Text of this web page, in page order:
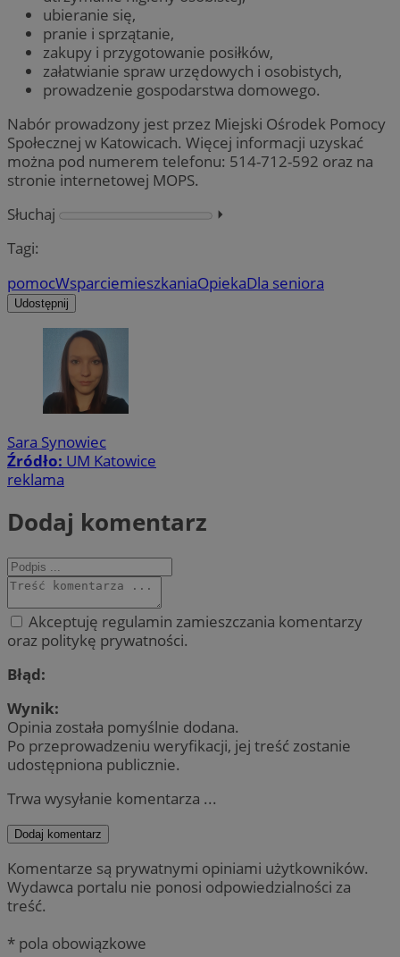
ubieranie się,
pranie i sprzątanie,
zakupy i przygotowanie posiłków,
załatwianie spraw urzędowych i osobistych,
prowadzenie gospodarstwa domowego.
Nabór prowadzony jest przez Miejski Ośrodek Pomocy
Społecznej w Katowicach. Więcej informacji uzyskać
można pod numerem telefonu: 514-712-592 oraz na
stronie internetowej MOPS.
Słuchaj
⏵︎
Tagi:
pomocWsparciemieszkaniaOpiekaDla seniora
Udostępnij
Sara Synowiec
Źródło: UM Katowice
reklama
Dodaj komentarz
Akceptuję regulamin zamieszczania komentarzy
oraz politykę prywatności.
Błąd:
Wynik:
Opinia została pomyślnie dodana.
Po przeprowadzeniu weryfikacji, jej treść zostanie
udostępniona publicznie.
Trwa wysyłanie komentarza ...
Dodaj komentarz
Komentarze są prywatnymi opiniami użytkowników.
Wydawca portalu nie ponosi odpowiedzialności za
treść.
* pola obowiązkowe